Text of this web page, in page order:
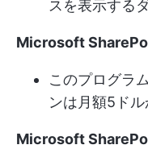
スを表示する
Microsoft
このプログラ
ンは月額5ドル
Microsoft